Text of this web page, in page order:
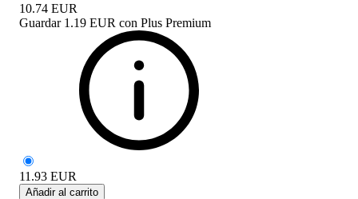
10.74 EUR
Guardar 1.19 EUR con Plus Premium
11.93 EUR
Añadir al carrito